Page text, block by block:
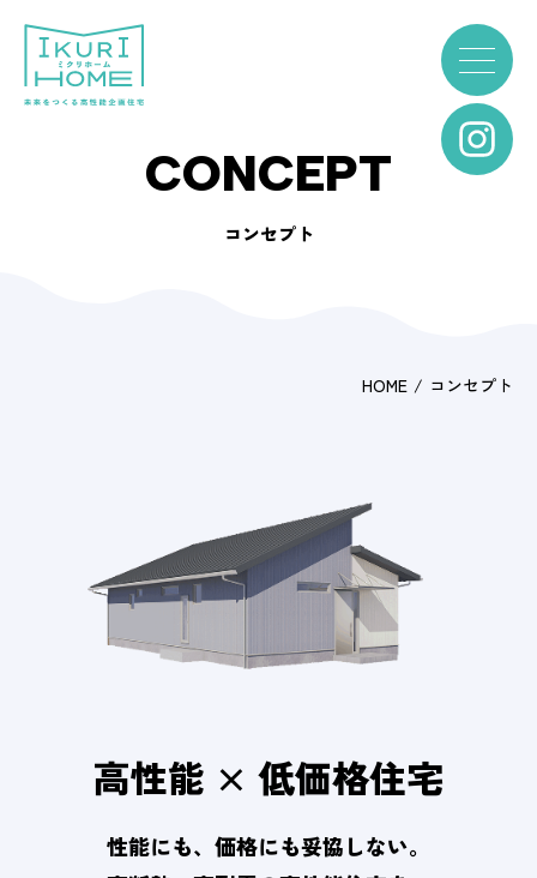
CONCEPT
コンセプト
HOME コンセプト
高性能 × 低価格住宅
性能にも、価格にも妥協しない。